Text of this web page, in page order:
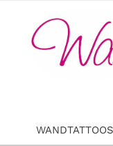
WANDTATTOOS